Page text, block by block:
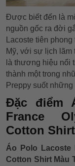
Được biết đến là
nguồn gốc ra đời
Lacoste tiên
Mỹ, với sự lịch lãm
là thương hiệu nổi
thành một trong
Preppy suốt những
Đặc điểm
France
Cotton
Áo Polo Lacoste
Cotton Shirt Màu